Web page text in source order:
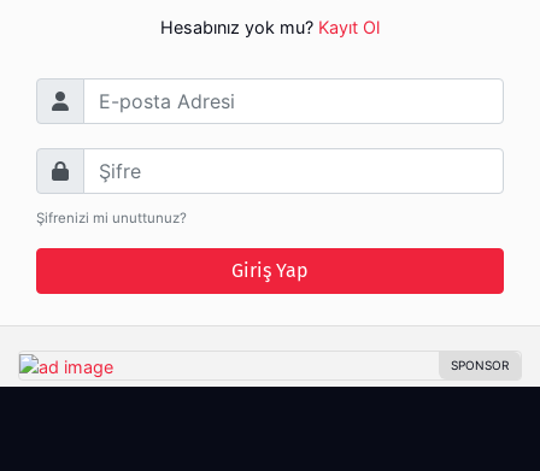
Hesabınız yok mu? Kayıt Ol
E-posta Adresi
Şifre
Şifrenizi mi unuttunuz?
Giriş Yap